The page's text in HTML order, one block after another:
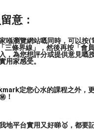
意：
喺瀏覽網站嘅同時，可以
三條界線」，然後再按「會
，為您想評分或提供意見嘅
用家感受。
定您心水的課程之外，
！
地平台實用又好睇🥇，都要